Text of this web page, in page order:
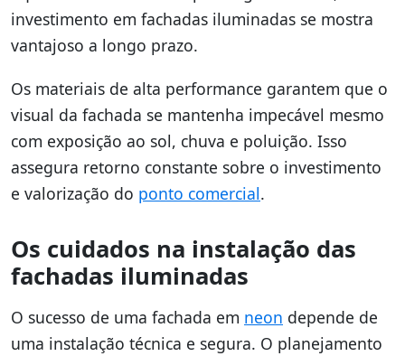
investimento em fachadas iluminadas se mostra
vantajoso a longo prazo.
Os materiais de alta performance garantem que o
visual da fachada se mantenha impecável mesmo
com exposição ao sol, chuva e poluição. Isso
assegura retorno constante sobre o investimento
e valorização do ponto comercial.
Os cuidados na instalação das
fachadas iluminadas
O sucesso de uma fachada em neon depende de
uma instalação técnica e segura. O planejamento